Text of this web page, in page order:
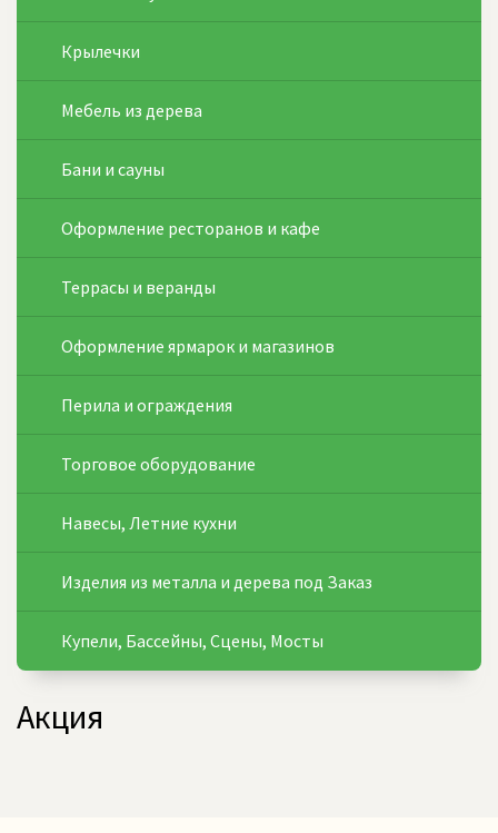
Крылечки
Мебель из дерева
Бани и сауны
Оформление ресторанов и кафе
Террасы и веранды
Оформление ярмарок и магазинов
Перила и ограждения
Торговое оборудование
Навесы, Летние кухни
Изделия из металла и дерева под Заказ
Купели, Бассейны, Сцены, Мосты
Акция